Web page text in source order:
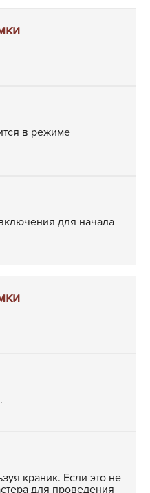
в режиме
для начала
краник. Если это не
для проведения